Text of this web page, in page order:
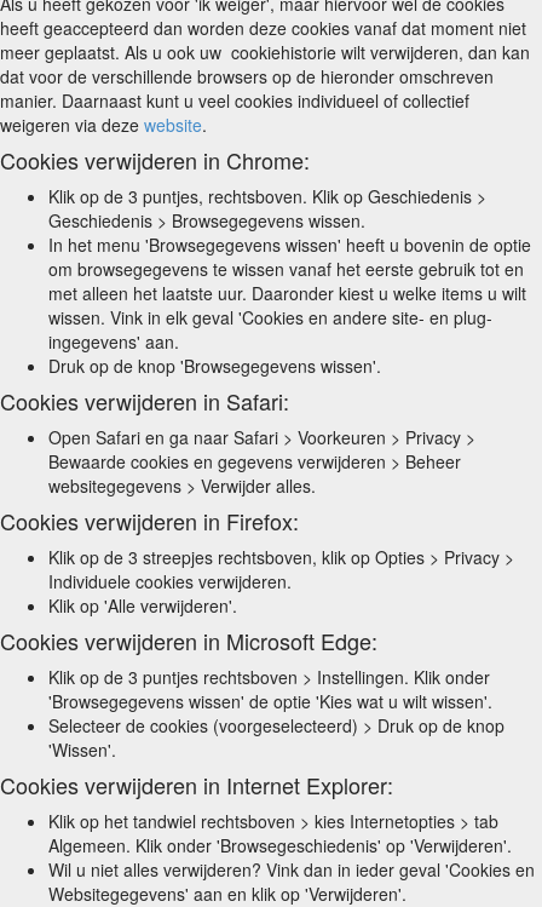
heeft geaccepteerd dan worden deze cookies vanaf dat moment niet
meer geplaatst. Als u ook uw cookiehistorie wilt verwijderen, dan kan
dat voor de verschillende browsers op de hieronder omschreven
manier. Daarnaast kunt u veel cookies individueel of collectief
weigeren via deze website.
Cookies verwijderen in Chrome:
Klik op de 3 puntjes, rechtsboven. Klik op Geschiedenis >
Geschiedenis > Browsegegevens wissen.
In het menu 'Browsegegevens wissen' heeft u bovenin de optie
om browsegegevens te wissen vanaf het eerste gebruik tot en
met alleen het laatste uur. Daaronder kiest u welke items u wilt
wissen. Vink in elk geval 'Cookies en andere site- en plug-
ingegevens' aan.
Druk op de knop 'Browsegegevens wissen'.
Cookies verwijderen in Safari:
Open Safari en ga naar Safari > Voorkeuren > Privacy >
Bewaarde cookies en gegevens verwijderen > Beheer
websitegegevens > Verwijder alles.
Cookies verwijderen in Firefox:
Klik op de 3 streepjes rechtsboven, klik op Opties > Privacy >
Individuele cookies verwijderen.
Klik op 'Alle verwijderen'.
Cookies verwijderen in Microsoft Edge:
Klik op de 3 puntjes rechtsboven > Instellingen. Klik onder
'Browsegegevens wissen' de optie 'Kies wat u wilt wissen'.
Selecteer de cookies (voorgeselecteerd) > Druk op de knop
'Wissen'.
Cookies verwijderen in Internet Explorer:
Klik op het tandwiel rechtsboven > kies Internetopties > tab
Algemeen. Klik onder 'Browsegeschiedenis' op 'Verwijderen'.
Wil u niet alles verwijderen? Vink dan in ieder geval 'Cookies en
Websitegegevens' aan en klik op 'Verwijderen'.